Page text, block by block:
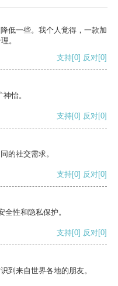
低一些。我个人觉得，一款加
。
支持[0] 反对[0]
怡。
支持[0] 反对[0]
的社交需求。
支持[0] 反对[0]
性和隐私保护。
支持[0] 反对[0]
到来自世界各地的朋友。